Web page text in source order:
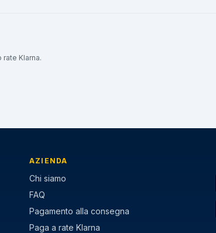
Klarna.
AZIENDA
Chi siamo
FAQ
Pagamento alla consegna
Paga a rate Klarna